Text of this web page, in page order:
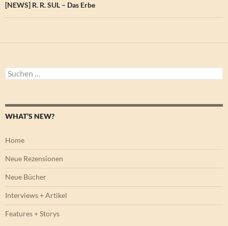
[NEWS] R. R. SUL – Das Erbe
Suchen
nach:
WHAT’S NEW?
Home
Neue Rezensionen
Neue Bücher
Interviews + Artikel
Features + Storys